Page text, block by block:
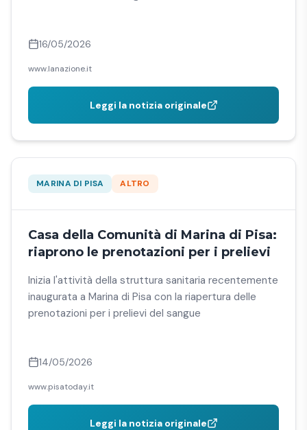
16/05/2026
www.lanazione.it
Leggi la notizia originale
MARINA DI PISA ALTRO
Casa della Comunità di Marina di Pisa:
riaprono le prenotazioni per i prelievi
Inizia l'attività della struttura sanitaria recentemente
inaugurata a Marina di Pisa con la riapertura delle
prenotazioni per i prelievi del sangue
14/05/2026
www.pisatoday.it
Leggi la notizia originale